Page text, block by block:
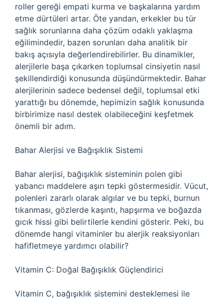
roller gereği empati kurma ve başkalarına yardım
etme dürtüleri artar. Öte yandan, erkekler bu tür
sağlık sorunlarına daha çözüm odaklı yaklaşma
eğilimindedir, bazen sorunları daha analitik bir
bakış açısıyla değerlendirebilirler. Bu dinamikler,
alerjilerle başa çıkarken toplumsal cinsiyetin nasıl
şekillendirdiği konusunda düşündürmektedir. Bahar
alerjilerinin sadece bedensel değil, toplumsal etki
yarattığı bu dönemde, hepimizin sağlık konusunda
birbirimize nasıl destek olabileceğini keşfetmek
önemli bir adım.
Bahar Alerjisi ve Bağışıklık Sistemi
Bahar alerjisi, bağışıklık sisteminin polen gibi
yabancı maddelere aşırı tepki göstermesidir. Vücut,
polenleri zararlı olarak algılar ve bu tepki, burnun
tıkanması, gözlerde kaşıntı, hapşırma ve boğazda
gıcık hissi gibi belirtilerle kendini gösterir. Peki, bu
dönemde hangi vitaminler bu alerjik reaksiyonları
hafifletmeye yardımcı olabilir?
Vitamin C: Doğal Bağışıklık Güçlendirici
Vitamin C, bağışıklık sistemini desteklemesi ile